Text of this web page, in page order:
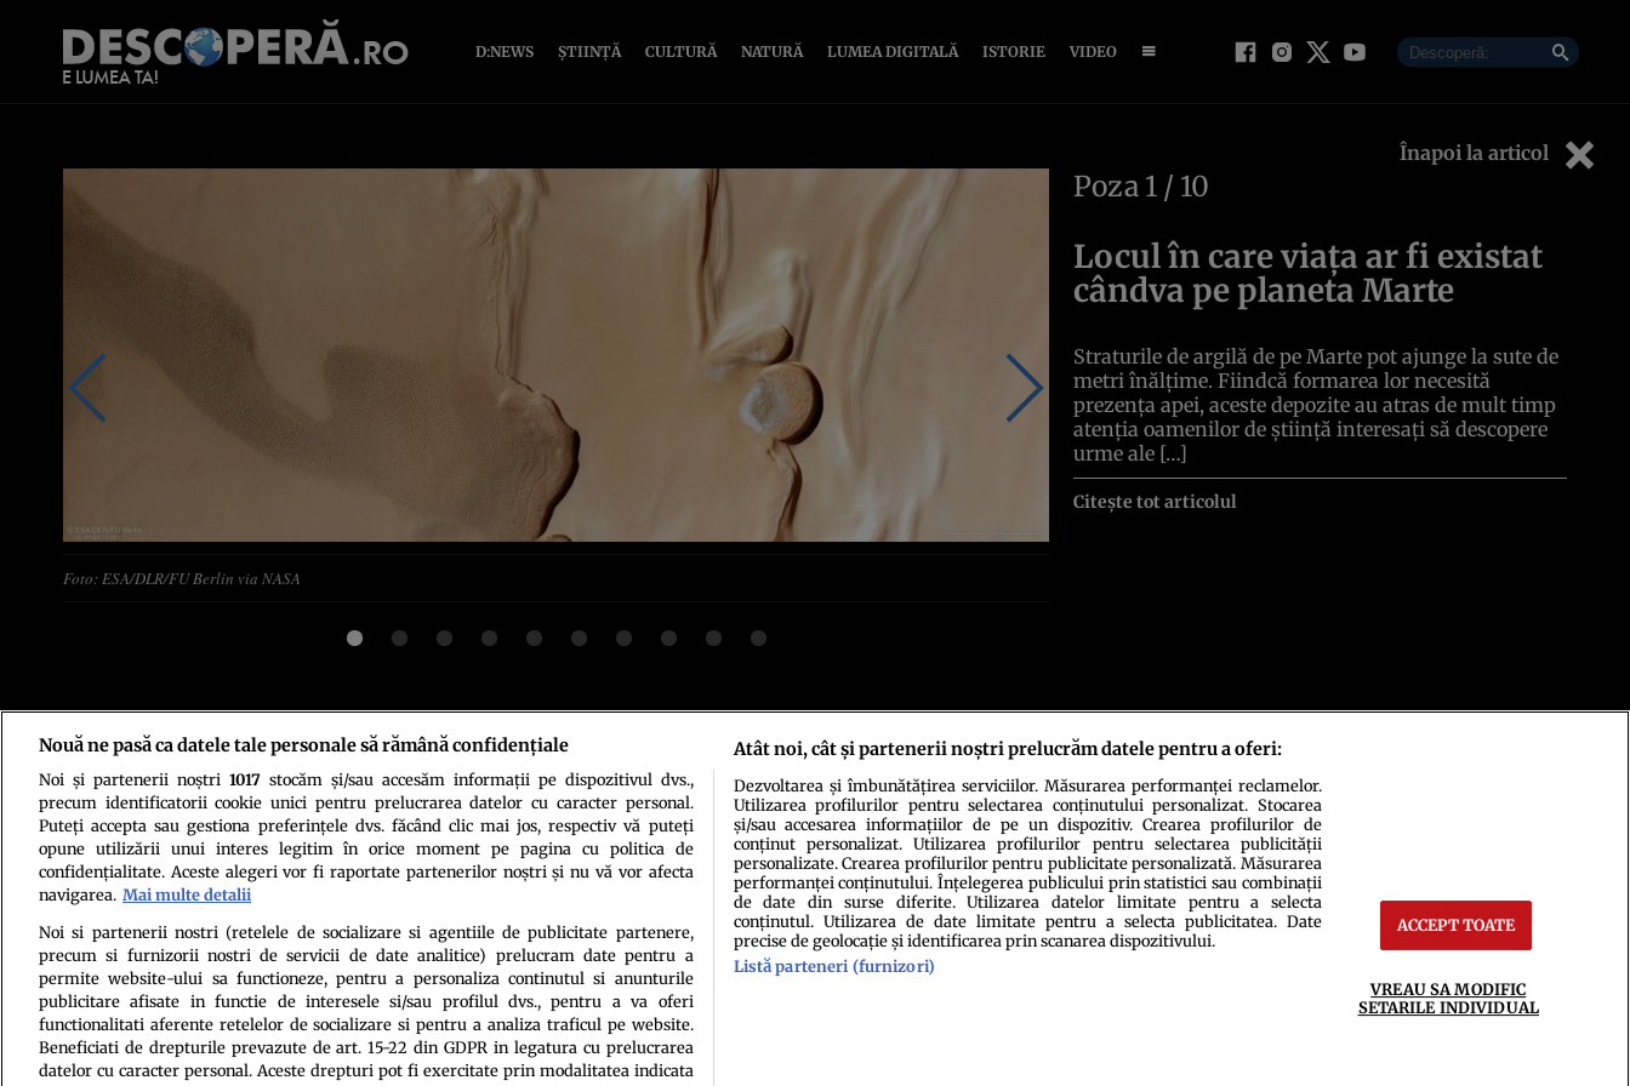
D:NEWS ȘTIINȚĂ CULTURĂ NATURĂ LUMEA DIGITALĂ ISTORIE VIDEO
Înapoi la articol
Foto: ESA/DLR/FU Berlin via NASA
Poza 1 / 10
Locul în care viața ar fi existat
cândva pe planeta Marte
Straturile de argilă de pe Marte pot ajunge la sute de
metri înălțime. Fiindcă formarea lor necesită
prezența apei, aceste depozite au atras de mult timp
atenția oamenilor de știință interesați să descopere
urme ale […]
Citește tot articolul
Politica de confidenţialitate Politica de cookiesTermeni şi condiţiiEchipa redacționalăContactSetări Cookies
Citarea se poate face în limita a 250 de semne. Nici o instituţie sau persoană (site-uri, instituţii mass-media, firme de monitorizare) nu poate reproduce integral scrierile publicistice purtătoare de Drepturi de Autor.
Decizia ONJN nr. 1598/16.09.2021. Jocurile de noroc sunt interzise minorilor.
Nouă ne pasă ca datele tale personale să rămână confidențiale
Noi și partenerii noștri 1017stocăm și/sau accesăm informații pe dispozitivul dvs.,
precum identificatorii cookie unici pentru prelucrarea datelor cu caracter personal.
Puteți accepta sau gestiona preferințele dvs. făcând clic mai jos, respectiv vă puteți
opune utilizării unui interes legitim în orice moment pe pagina cu politica de
confidențialitate. Aceste alegeri vor fi raportate partenerilor noștri și nu vă vor afecta
navigarea. Mai multe detalii
Noi si partenerii nostri (retelele de socializare si agentiile de publicitate partenere,
precum si furnizorii nostri de servicii de date analitice) prelucram date pentru a
permite website-ului sa functioneze, pentru a personaliza continutul si anunturile
publicitare afisate in functie de interesele si/sau profilul dvs., pentru a va oferi
functionalitati aferente retelelor de socializare si pentru a analiza traficul pe website.
Beneficiati de drepturile prevazute de art. 15-22 din GDPR in legatura cu prelucrarea
datelor cu caracter personal. Aceste drepturi pot fi exercitate prin modalitatea indicata
Atât noi, cât și partenerii noștri prelucrăm datele pentru a oferi:
Dezvoltarea și îmbunătățirea serviciilor. Măsurarea performanței reclamelor.
Utilizarea profilurilor pentru selectarea conținutului personalizat. Stocarea
și/sau accesarea informațiilor de pe un dispozitiv. Crearea profilurilor de
conținut personalizat. Utilizarea profilurilor pentru selectarea publicității
personalizate. Crearea profilurilor pentru publicitate personalizată. Măsurarea
performanței conținutului. Înțelegerea publicului prin statistici sau combinații
de date din surse diferite. Utilizarea datelor limitate pentru a selecta
conținutul. Utilizarea de date limitate pentru a selecta publicitatea. Date
precise de geolocație și identificarea prin scanarea dispozitivului.
Listă parteneri (furnizori)
ACCEPT TOATE
VREAU SA MODIFIC
SETARILE INDIVIDUAL